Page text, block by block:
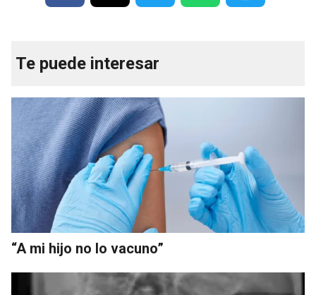
Te puede interesar
“A mi hijo no lo vacuno”